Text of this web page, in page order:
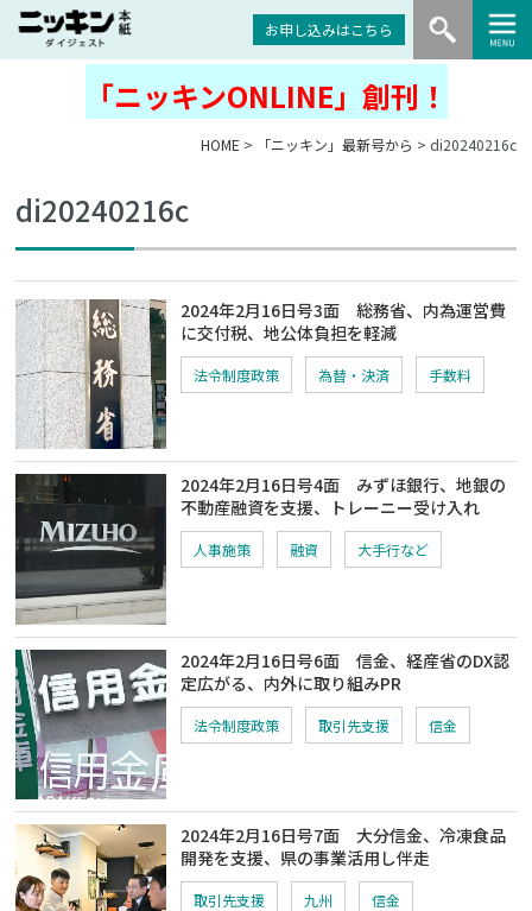
お申し込みはこちら
「ニッキンONLINE」創刊！
HOME > 「ニッキン」最新号から > di20240216c
di20240216c
2024年2月16日号3面 総務省、内為運営費
に交付税、地公体負担を軽減
法令制度政策 為替・決済 手数料
2024年2月16日号4面 みずほ銀行、地銀の
不動産融資を支援、トレーニー受け入れ
人事施策 融資 大手行など
2024年2月16日号6面 信金、経産省のDX認
定広がる、内外に取り組みPR
法令制度政策 取引先支援 信金
2024年2月16日号7面 大分信金、冷凍食品
開発を支援、県の事業活用し伴走
取引先支援 九州 信金